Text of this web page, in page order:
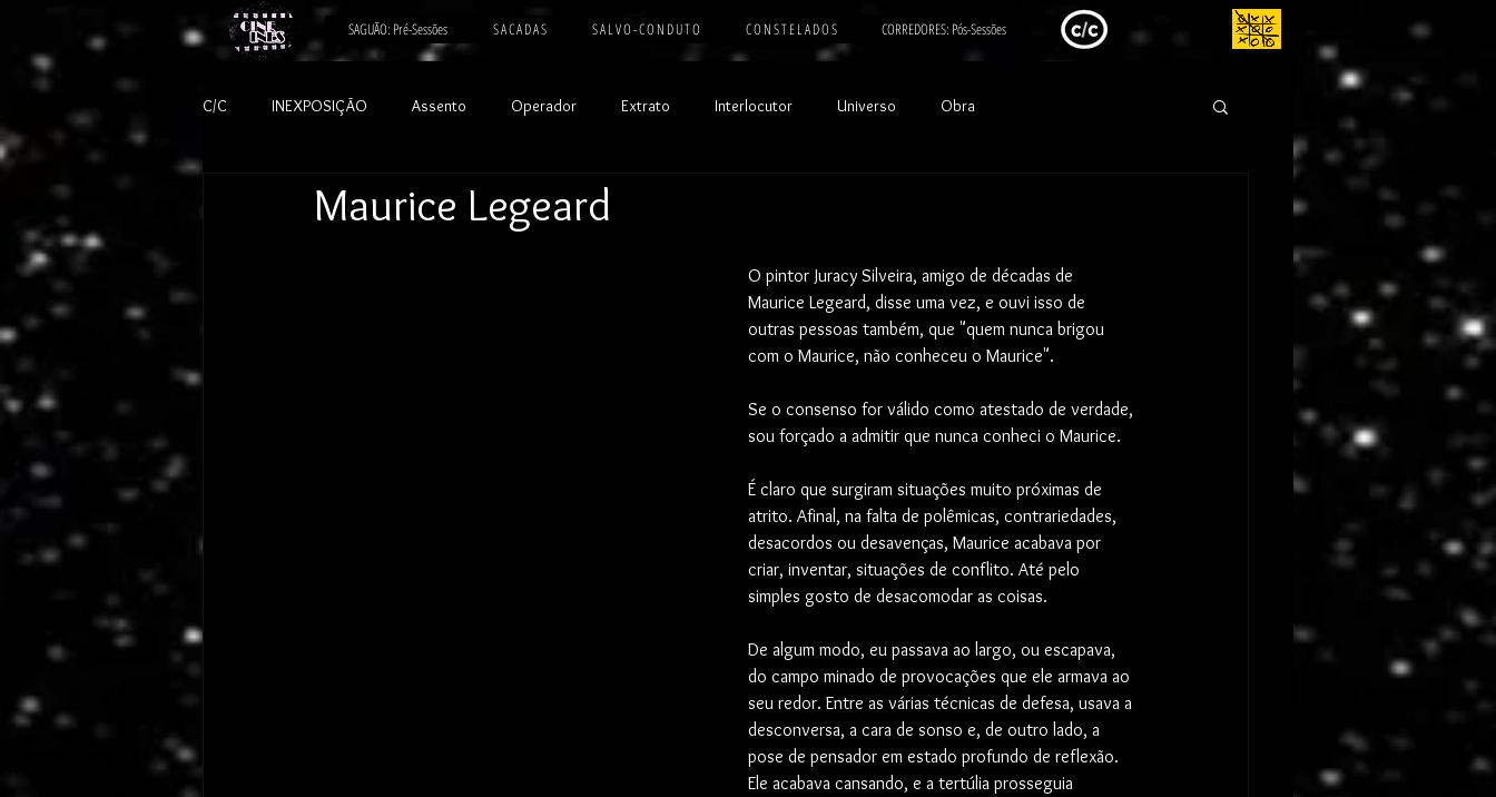
SAGUÃO: Pré-Sessões S A C A D A S S A L V O - C O N D U T O C O N S T E L A D O S CORREDORES: Pós-Sessões
C/C INEXPOSIÇÃO Assento Operador Extrato Interlocutor Universo Obra
Maurice Legeard
O pintor Juracy Silveira, amigo de décadas de
Maurice Legeard, disse uma vez, e ouvi isso de
outras pessoas também, que "quem nunca brigou
com o Maurice, não conheceu o Maurice".
Se o consenso for válido como atestado de verdade,
sou forçado a admitir que nunca conheci o Maurice.
É claro que surgiram situações muito próximas de
atrito. Afinal, na falta de polêmicas, contrariedades,
desacordos ou desavenças, Maurice acabava por
criar, inventar, situações de conflito. Até pelo
simples gosto de desacomodar as coisas.
De algum modo, eu passava ao largo, ou escapava,
do campo minado de provocações que ele armava ao
seu redor. Entre as várias técnicas de defesa, usava a
desconversa, a cara de sonso e, de outro lado, a
pose de pensador em estado profundo de reflexão.
Ele acabava cansando, e a tertúlia prosseguia